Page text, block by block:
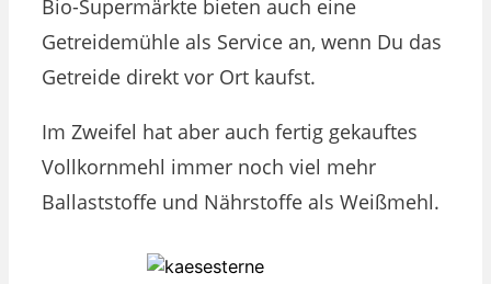
Bio-Supermärkte bieten auch eine
Getreidemühle als Service an, wenn Du das
Getreide direkt vor Ort kaufst.
Im Zweifel hat aber auch fertig gekauftes
Vollkornmehl immer noch viel mehr
Ballaststoffe und Nährstoffe als Weißmehl.